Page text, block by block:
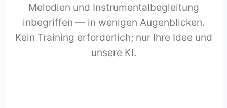
Melodien und Instrumentalbegleitung
inbegriffen — in wenigen Augenblicken.
Kein Training erforderlich; nur Ihre Idee und
unsere KI.